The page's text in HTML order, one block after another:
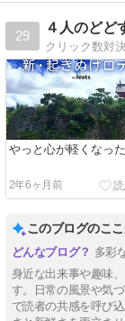
29
４人のどど
やっと心が軽くなった
2年6ヶ月前
このブログのこ
多彩
身近な出来事や趣味
す。日常の風景や気
で読者の共感を呼び